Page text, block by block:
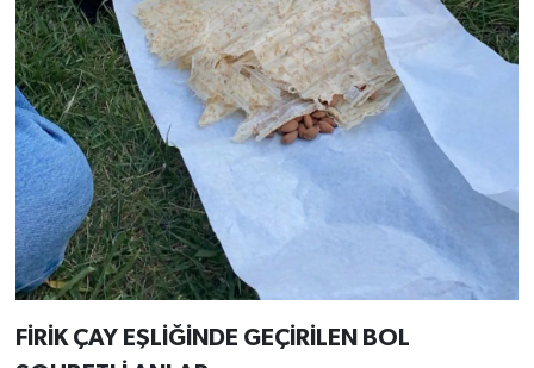
FİRİK ÇAY EŞLİĞİNDE GEÇİRİLEN BOL